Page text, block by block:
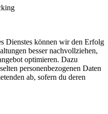
Dienstes können wir den Erfolg
besser nachvollziehen,
optimieren. Dazu
personenbezogenen Daten
ab, sofern du deren